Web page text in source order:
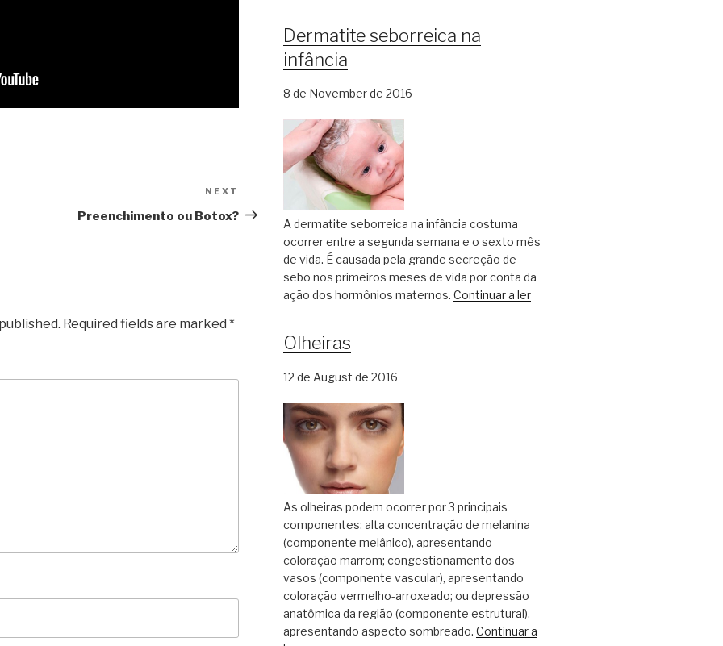
Post
NEXT
Preenchimento ou Botox?
Required fields are marked *
Dermatite seborreica na
infância
8 de November de 2016
A dermatite seborreica na infância costuma
ocorrer entre a segunda semana e o sexto mês
de vida. É causada pela grande secreção de
sebo nos primeiros meses de vida por conta da
ação dos hormônios maternos. Continuar a ler
Olheiras
12 de August de 2016
As olheiras podem ocorrer por 3 principais
componentes: alta concentração de melanina
(componente melânico), apresentando
coloração marrom; congestionamento dos
vasos (componente vascular), apresentando
coloração vermelho-arroxeado; ou depressão
anatômica da região (componente estrutural),
apresentando aspecto sombreado. Continuar a